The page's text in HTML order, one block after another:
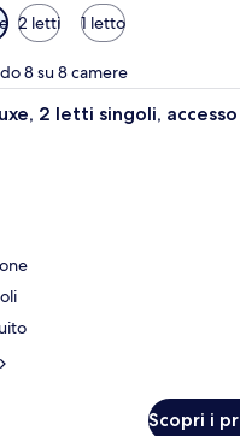
2 letti 1 letto
8 su 8 camere
Camera
2 letti singoli,
Scopri i